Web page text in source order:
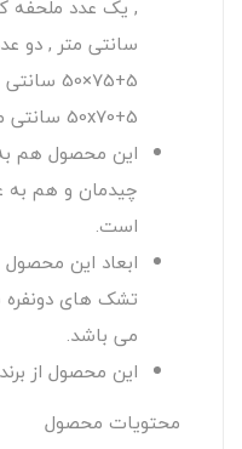
سانتی متر , دو
50x70+5 سانتی متر می باشد.
این محصول هم
چیدمان و هم به
است.
می باشد.
این محصول از برند
محتویات محصول